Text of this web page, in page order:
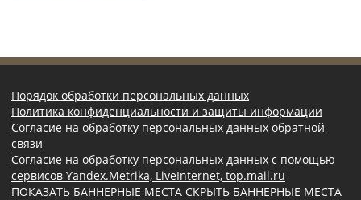
Порядок обработки персональных данных
Политика конфиденциальности и защиты информации
Согласие на обработку персональных данных обратной
связи
Согласие на обработку персональных данных с помощью
сервисов Yandex.Metrika, LiveInternet, top.mail.ru
ПОКАЗАТЬ БАННЕРНЫЕ МЕСТА СКРЫТЬ БАННЕРНЫЕ МЕСТА